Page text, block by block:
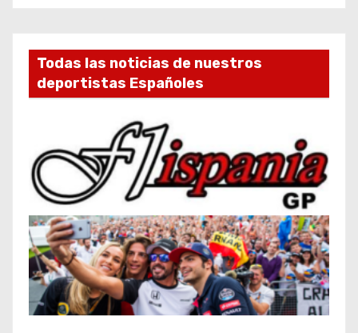
Todas las noticias de nuestros
deportistas Españoles